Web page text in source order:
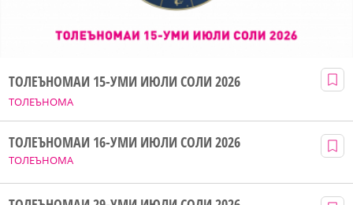
ТОЛЕЪНОМА
ТОЛЕЪНОМАИ 15-УМИ ИЮЛИ СОЛИ 2026
ТОЛЕЪНОМА
ТОЛЕЪНОМАИ 16-УМИ ИЮЛИ СОЛИ 2026